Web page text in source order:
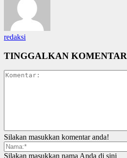
redaksi
TINGGALKAN KOMENTAR
Silakan masukkan komentar anda!
Silakan masukkan nama Anda di sini